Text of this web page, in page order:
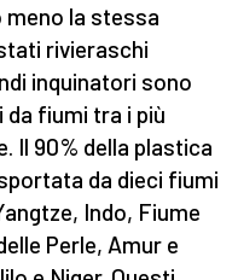
meno la stessa
rivieraschi
inquinatori sono
fiumi tra i più
Il 90% della plastica
da dieci fiumi
Indo, Fiume
Perle, Amur e